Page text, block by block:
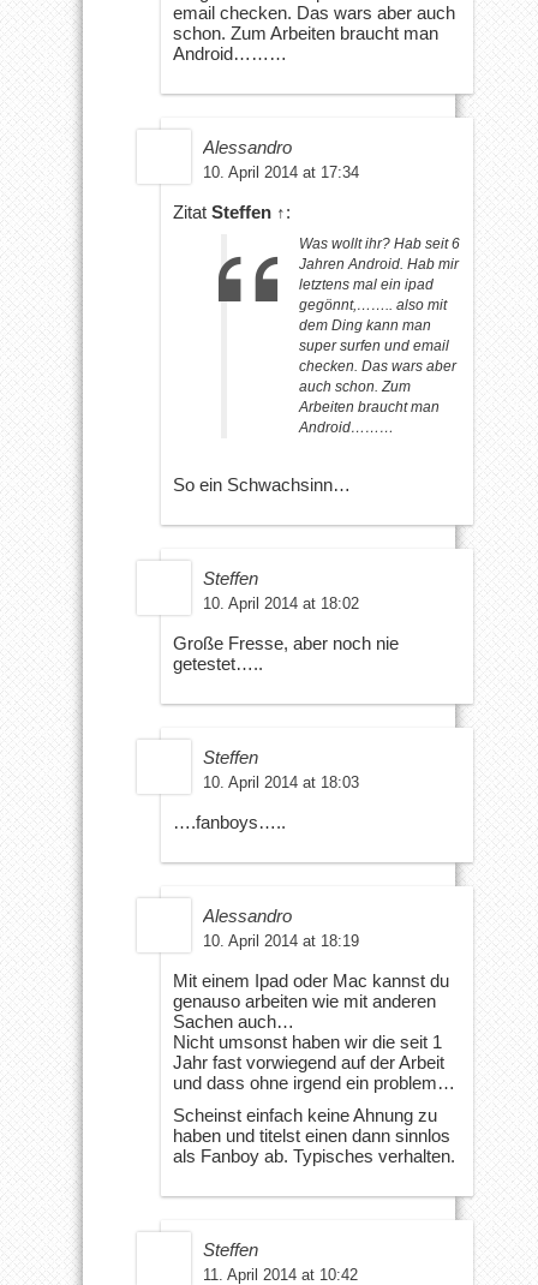
email checken. Das wars aber auch
schon. Zum Arbeiten braucht man
Android………
Alessandro
10. April 2014 at 17:34
Zitat Steffen ↑:
Was wollt ihr? Hab seit 6
Jahren Android. Hab mir
letztens mal ein ipad
gegönnt,…….. also mit
dem Ding kann man
super surfen und email
checken. Das wars aber
auch schon. Zum
Arbeiten braucht man
Android………
So ein Schwachsinn…
Steffen
10. April 2014 at 18:02
Große Fresse, aber noch nie
getestet…..
Steffen
10. April 2014 at 18:03
….fanboys…..
Alessandro
10. April 2014 at 18:19
Mit einem Ipad oder Mac kannst du
genauso arbeiten wie mit anderen
Sachen auch…
Nicht umsonst haben wir die seit 1
Jahr fast vorwiegend auf der Arbeit
und dass ohne irgend ein problem…
Scheinst einfach keine Ahnung zu
haben und titelst einen dann sinnlos
als Fanboy ab. Typisches verhalten.
Steffen
11. April 2014 at 10:42